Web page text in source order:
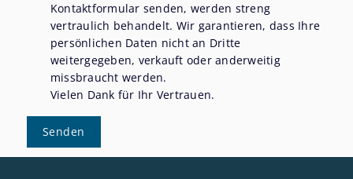
Kontaktformular senden, werden streng
vertraulich behandelt. Wir garantieren, dass Ihre
persönlichen Daten nicht an Dritte
weitergegeben, verkauft oder anderweitig
missbraucht werden.
Vielen Dank für Ihr Vertrauen.
Senden